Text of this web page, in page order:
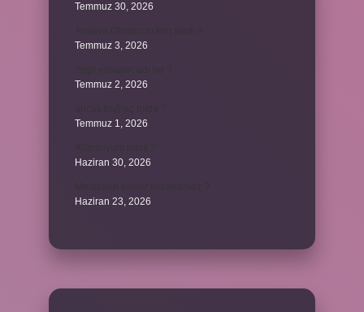
Temmuz 30, 2026
Temmuz 3, 2026
Temmuz 2, 2026
Temmuz 1, 2026
Haziran 30, 2026
Haziran 23, 2026